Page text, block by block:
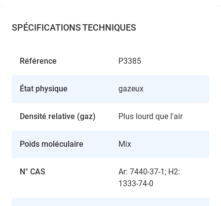
SPÉCIFICATIONS TECHNIQUES
Référence P3385
État physique gazeux
Densité relative (gaz) Plus lourd que l'air
Poids moléculaire Mix
N° CAS
Ar: 7440-37-1; H2:
1333-74-0